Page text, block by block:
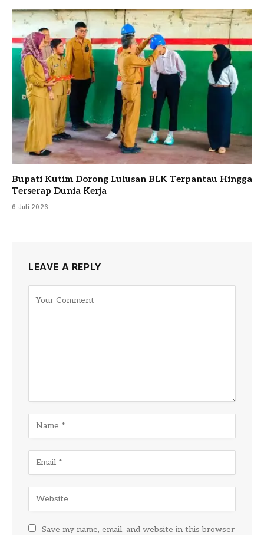
Bupati Kutim Dorong Lulusan BLK Terpantau Hingga
Terserap Dunia Kerja
6 Juli 2026
LEAVE A REPLY
Save my name, email, and website in this browser